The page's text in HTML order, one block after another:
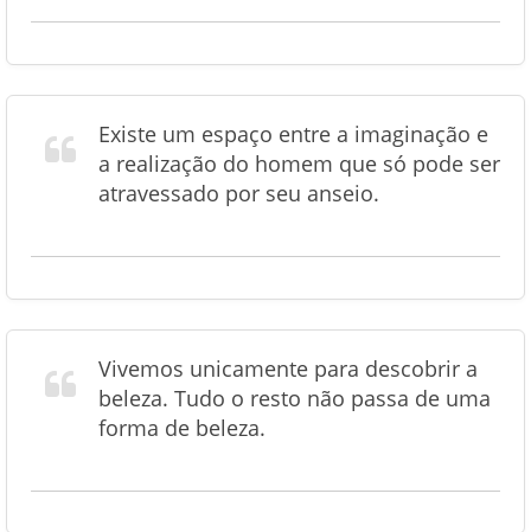
Existe um espaço entre a imaginação e
a realização do homem que só pode ser
atravessado por seu anseio.
Vivemos unicamente para descobrir a
beleza. Tudo o resto não passa de uma
forma de beleza.